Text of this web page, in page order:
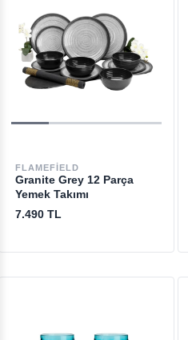
FLAMEFIELD
Granite Grey 12 Parça
Yemek Takımı
7.490 TL